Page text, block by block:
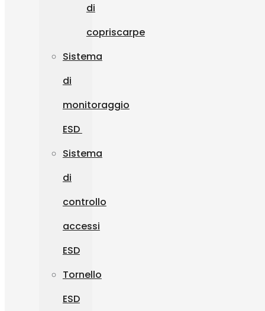
di
copriscarpe
Sistema
di
monitoraggio
ESD
Sistema
di
controllo
accessi
ESD
Tornello
ESD